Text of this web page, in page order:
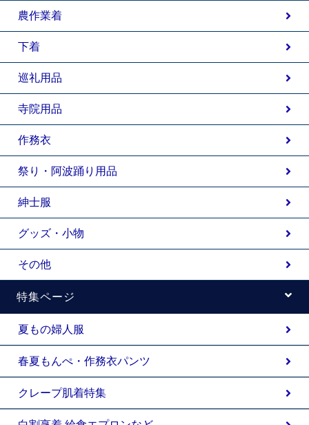
農作業着
下着
巡礼用品
寺院用品
作務衣
祭り・阿波踊り用品
紳士服
グッズ・小物
その他
特集ページ
夏もの婦人服
春夏もんぺ・作務衣パンツ
クレープ肌着特集